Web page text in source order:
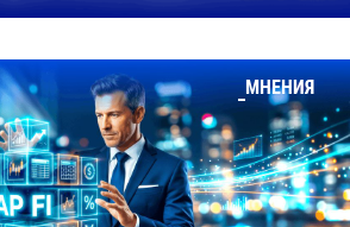
МНЕНИЯ